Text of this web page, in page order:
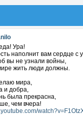
Ура!
наполнит вам сердце с
вы не узнали войны,
жить люди должны.
мира,
и добра,
была прекрасна,
чем вчера!